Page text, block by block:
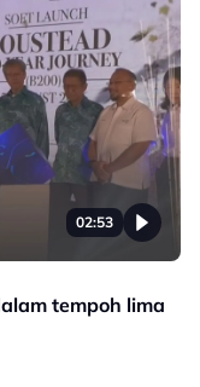
02:53
tempoh lima